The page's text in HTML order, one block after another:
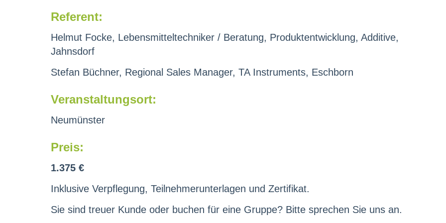
Referent:
Helmut Focke, Lebensmitteltechniker / Beratung, Produktentwicklung, Additive,
Jahnsdorf
Stefan Büchner, Regional Sales Manager, TA Instruments, Eschborn
Veranstaltungsort:
Neumünster
Preis:
1.375 €
Inklusive Verpflegung, Teilnehmerunterlagen und Zertifikat.
Sie sind treuer Kunde oder buchen für eine Gruppe? Bitte sprechen Sie uns an.